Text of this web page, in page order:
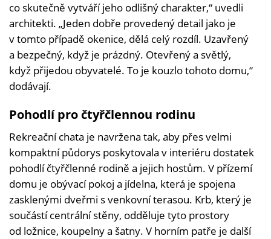
co skutečně vytváří jeho odlišný charakter,“ uvedli
architekti. „Jeden dobře provedený detail jako je
v tomto případě okenice, dělá celý rozdíl. Uzavřený
a bezpečný, když je prázdný. Otevřený a světlý,
když přijedou obyvatelé. To je kouzlo tohoto domu,“
dodávají.
Pohodlí pro čtyřčlennou rodinu
Rekreační chata je navržena tak, aby přes velmi
kompaktní půdorys poskytovala v interiéru dostatek
pohodlí čtyřčlenné rodině a jejich hostům. V přízemí
domu je obývací pokoj a jídelna, která je spojena
zasklenými dveřmi s venkovní terasou. Krb, který je
součástí centrální stěny, odděluje tyto prostory
od ložnice, koupelny a šatny. V horním patře je další